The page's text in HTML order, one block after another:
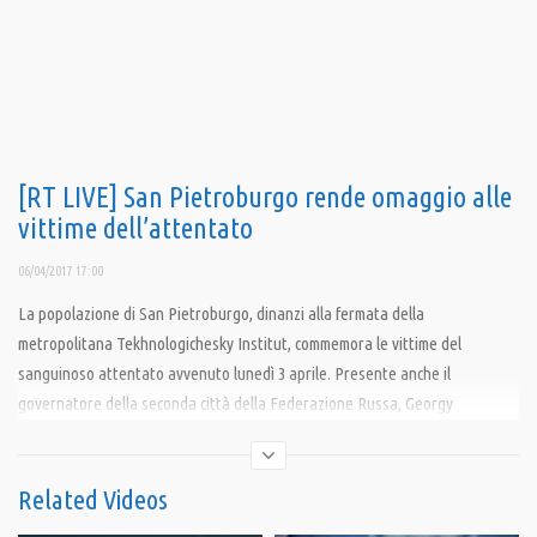
[RT LIVE] San Pietroburgo rende omaggio alle
vittime dell’attentato
06/04/2017 17:00
La popolazione di San Pietroburgo, dinanzi alla fermata della
metropolitana Tekhnologichesky Institut, commemora le vittime del
sanguinoso attentato avvenuto lunedì 3 aprile. Presente anche il
governatore della seconda città della Federazione Russa, Georgy
Condividi
Related Videos